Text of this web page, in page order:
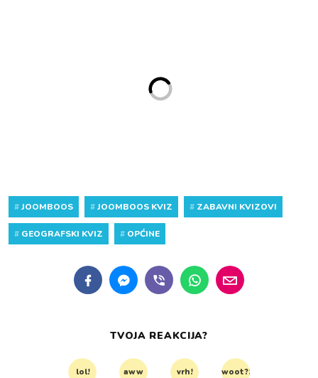
#JOOMBOOS #JOOMBOOS KVIZ # ZABAVNI KVIZOVI
# GEOGRAFSKI KVIZ # OPĆINE
TVOJA REAKCIJA?
lol! aww vrh! woot?!